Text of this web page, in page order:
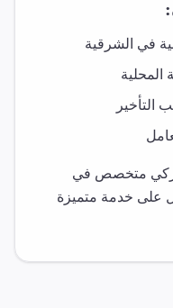
في الشرقية
المحلية
التأخير
متخصص في
على خدمة متميزة